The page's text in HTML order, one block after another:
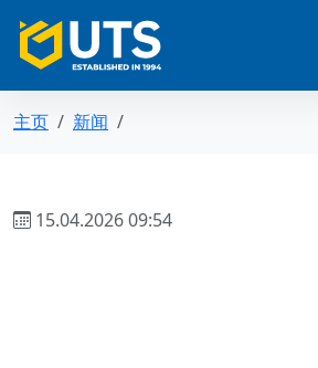
主页 新闻
15.04.2026 09:54